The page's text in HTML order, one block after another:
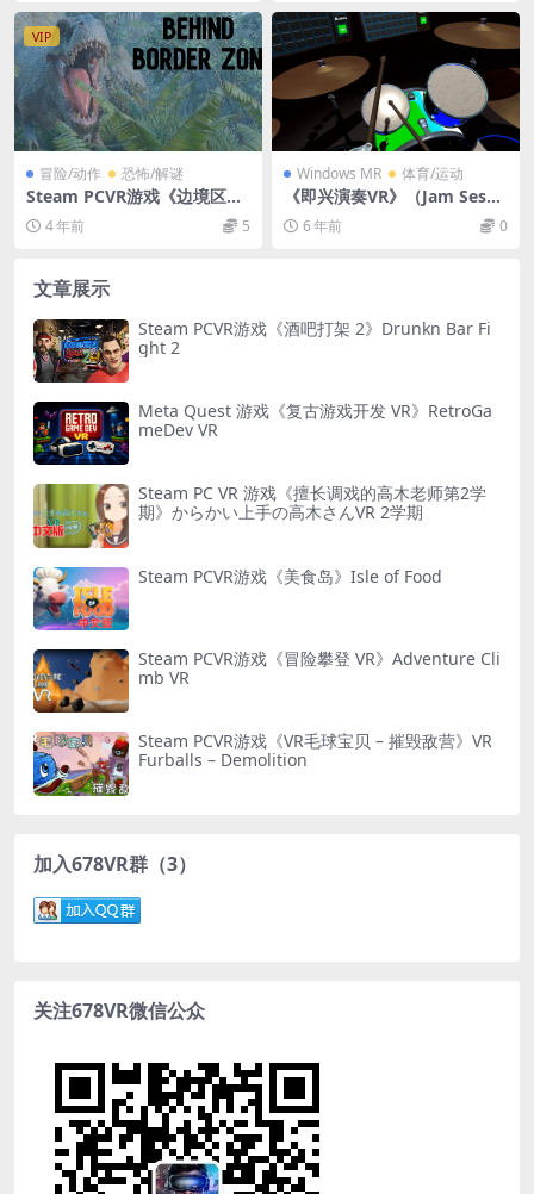
VIP
冒险/动作 恐怖/解谜
Steam PCVR游戏《边境区的
后面 VR》Behind Border Zo
ne VR
4 年前 5
Windows MR 体育/运动
《即兴演奏VR》（Jam Sessi
on VR）游戏
6 年前 0
文章展示
Steam PCVR游戏《酒吧打架 2》Drunkn Bar Fi
ght 2
Meta Quest 游戏《复古游戏开发 VR》RetroGa
meDev VR
Steam PC VR 游戏《擅长调戏的高木老师第2学
期》からかい上手の高木さんVR 2学期
Steam PCVR游戏《美食岛》Isle of Food
Steam PCVR游戏《冒险攀登 VR》Adventure Cli
mb VR
Steam PCVR游戏《VR毛球宝贝 – 摧毁敌营》VR
Furballs – Demolition
加入678VR群（3）
关注678VR微信公众